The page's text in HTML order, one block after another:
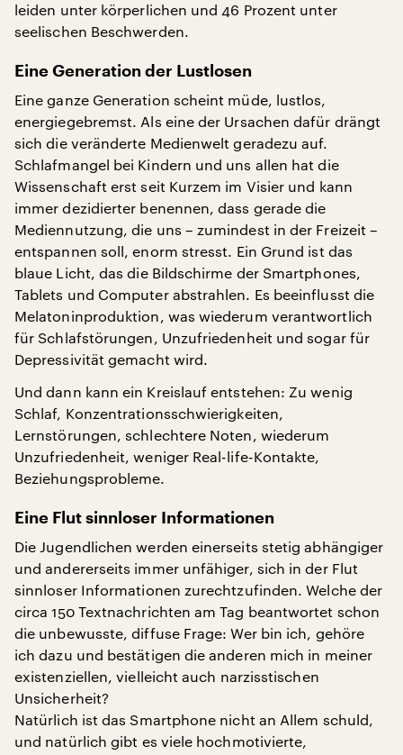
leiden unter körperlichen und 46 Prozent unter
seelischen Beschwerden.
Eine Generation der Lustlosen
Eine ganze Generation scheint müde, lustlos,
energiegebremst. Als eine der Ursachen dafür drängt
sich die veränderte Medienwelt geradezu auf.
Schlafmangel bei Kindern und uns allen hat die
Wissenschaft erst seit Kurzem im Visier und kann
immer dezidierter benennen, dass gerade die
Mediennutzung, die uns – zumindest in der Freizeit –
entspannen soll, enorm stresst. Ein Grund ist das
blaue Licht, das die Bildschirme der Smartphones,
Tablets und Computer abstrahlen. Es beeinflusst die
Melatoninproduktion, was wiederum verantwortlich
für Schlafstörungen, Unzufriedenheit und sogar für
Depressivität gemacht wird.
Und dann kann ein Kreislauf entstehen: Zu wenig
Schlaf, Konzentrationsschwierigkeiten,
Lernstörungen, schlechtere Noten, wiederum
Unzufriedenheit, weniger Real-life-Kontakte,
Beziehungsprobleme.
Eine Flut sinnloser Informationen
Die Jugendlichen werden einerseits stetig abhängiger
und andererseits immer unfähiger, sich in der Flut
sinnloser Informationen zurechtzufinden. Welche der
circa 150 Textnachrichten am Tag beantwortet schon
die unbewusste, diffuse Frage: Wer bin ich, gehöre
ich dazu und bestätigen die anderen mich in meiner
existenziellen, vielleicht auch narzisstischen
Unsicherheit?
Natürlich ist das Smartphone nicht an Allem schuld,
und natürlich gibt es viele hochmotivierte,